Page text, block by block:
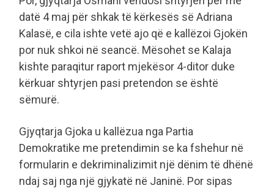
datë 4 maj për shkak të kërkesës së Adriana
Kalasë, e cila ishte vetë ajo që e kallëzoi Gjokën
por nuk shkoi në seancë. Mësohet se Kalaja
kishte paraqitur raport mjekësor 4-ditor duke
kërkuar shtyrjen pasi pretendon se është
sëmurë.
Gjyqtarja Gjoka u kallëzua nga Partia
Demokratike me pretendimin se ka fshehur në
formularin e dekriminalizimit një dënim të dhënë
ndaj saj nga një gjykatë në Janinë. Por sipas